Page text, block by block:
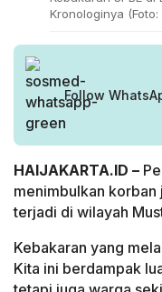
Kronologinya (Foto:
Follow
HAIJAKARTA.ID –
menimbulkan
terjadi di wilayah
Kebakaran yang
Kita ini berdampak